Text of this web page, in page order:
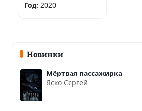
Год: 2020
Новинки
Мёртвая пассажирка
Яско Сергей